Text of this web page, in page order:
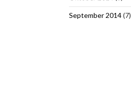
September 2014(7)